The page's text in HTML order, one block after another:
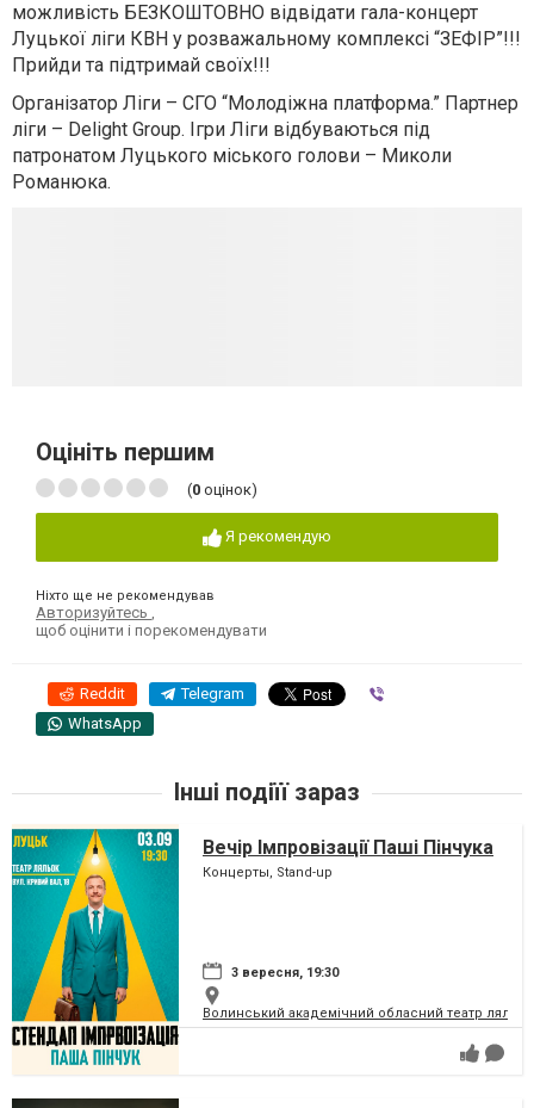
можливість БЕЗКОШТОВНО відвідати гала-концерт
Луцької ліги КВН у розважальному комплексі “ЗЕФІР”!!!
Прийди та підтримай своїх!!!
Організатор Ліги – СГО “Молодіжна платформа.” Партнер
ліги – Delight Group. Ігри Ліги відбуваються під
патронатом Луцького міського голови – Миколи
Романюка.
Оцініть першим
(0 оцінок)
Я рекомендую
Ніхто ще не рекомендував
Авторизуйтесь
щоб оцінити і порекомендувати
Reddit Telegram
WhatsApp
Інші подіїї зараз
Вечір Імпровізації Паші Пінчука
Концерты, Stand-up
3 вересня, 19:30
Волинський академічний обласний театр ляльок